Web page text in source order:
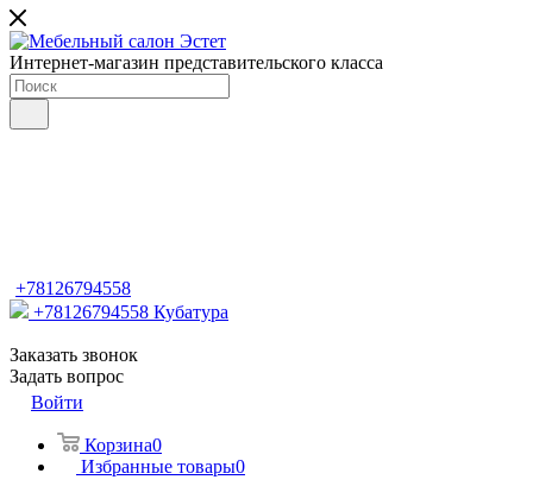
Интернет-магазин представительского класса
+78126794558
+78126794558 Кубатура
Заказать звонок
Задать вопрос
Войти
Корзина0
Избранные товары0